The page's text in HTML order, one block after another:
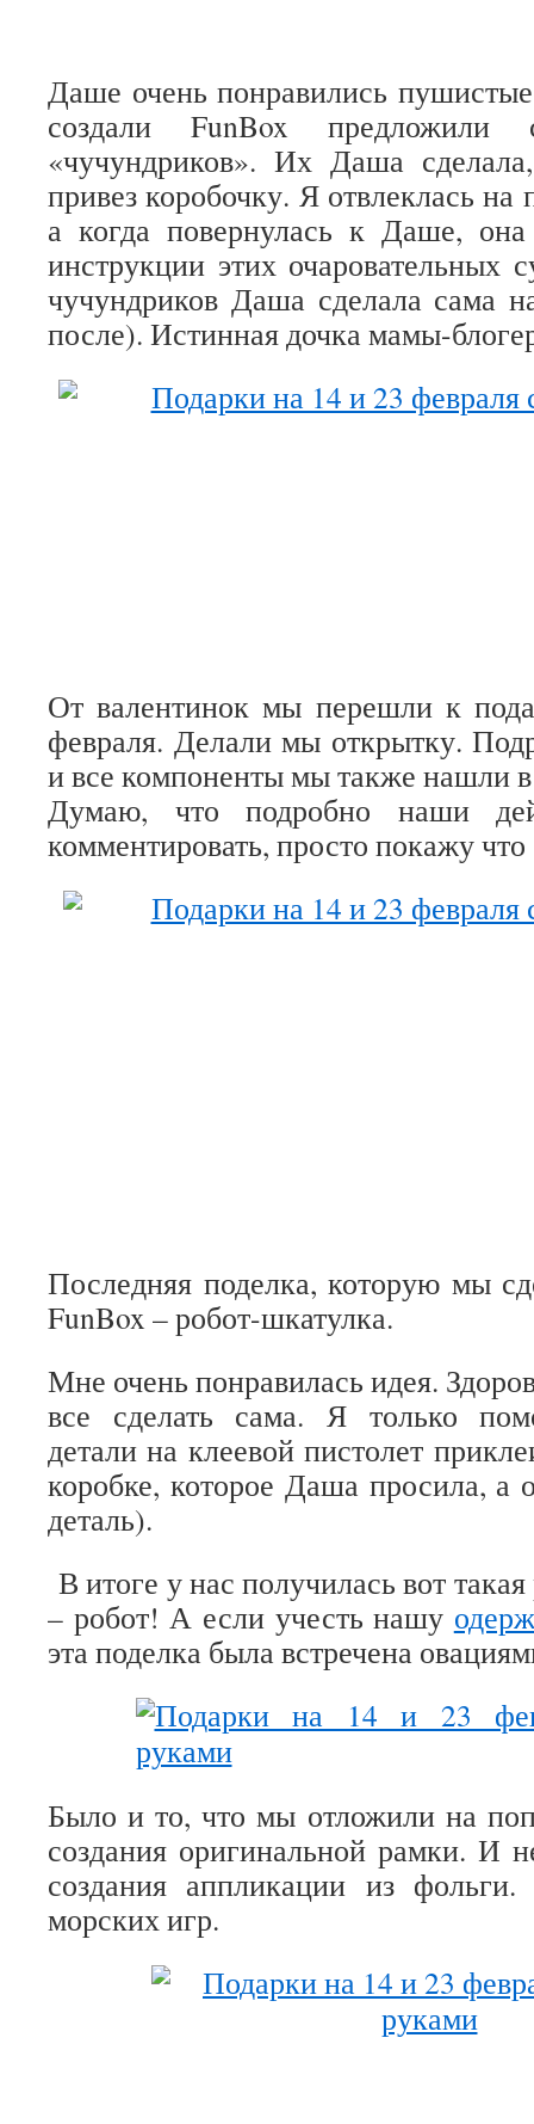
Даше очень понравились
создали FunBox предложили
«чучундриков». Их Даша
привез коробочку. Я отвлеклась на
а когда повернулась к Даше,
инструкции этих очаровательных
чучундриков Даша сделала сама
после). Истинная дочка мамы-
От валентинок мы перешли к
февраля. Делали мы открытку.
и все компоненты мы также нашли в
Думаю, что подробно наши
комментировать, просто покажу
Последняя поделка, которую мы
FunBox – робот-шкатулка.
Мне очень понравилась идея.
все сделать сама. Я только
детали на клеевой пистолет
коробке, которое Даша просила, а
деталь).
В итоге у нас получилась вот
– робот! А если учесть нашу
эта поделка была встречена
Было и то, что мы отложили на
создания оригинальной рамки. И
создания аппликации из
морских игр.